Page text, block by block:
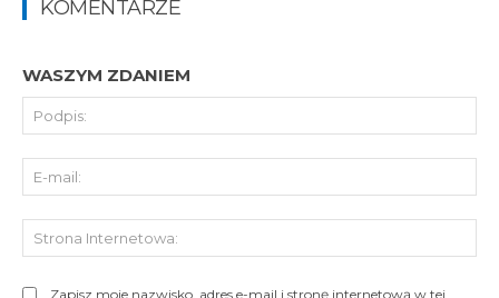
KOMENTARZE
WASZYM ZDANIEM
Zapisz moje nazwisko, adres e-mail i stronę internetową w tej